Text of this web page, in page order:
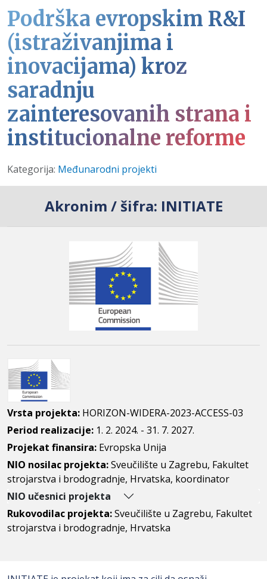
Podrška evropskim R&I
(istraživanjima i
inovacijama) kroz
saradnju
zainteresovanih strana i
institucionalne reforme
Detalji
Kategorija: Međunarodni projekti
Akronim / šifra: INITIATE
Vrsta projekta: HORIZON-WIDERA-2023-ACCESS-03
Period realizacije: 1. 2. 2024. - 31. 7. 2027.
Projekat finansira: Evropska Unija
NIO nosilac projekta:Sveučilište u Zagrebu, Fakultet
strojarstva i brodogradnje, Hrvatska, koordinator
NIO učesnici projekta
Rukovodilac projekta:Sveučilište u Zagrebu, Fakultet
strojarstva i brodogradnje, Hrvatska